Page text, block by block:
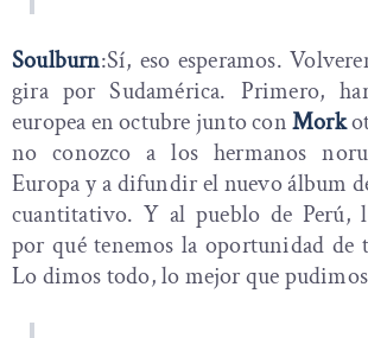
Soulburn:Sí, eso esperamos.
gira por Sudamérica. Primero,
europea en octubre junto conMork
no conozco a los hermanos
Europa y a difundir el nuevo álbum
cuantitativo. Y al pueblo de Perú,
por qué tenemos la oportunidad de
Lo dimos todo, lo mejor que